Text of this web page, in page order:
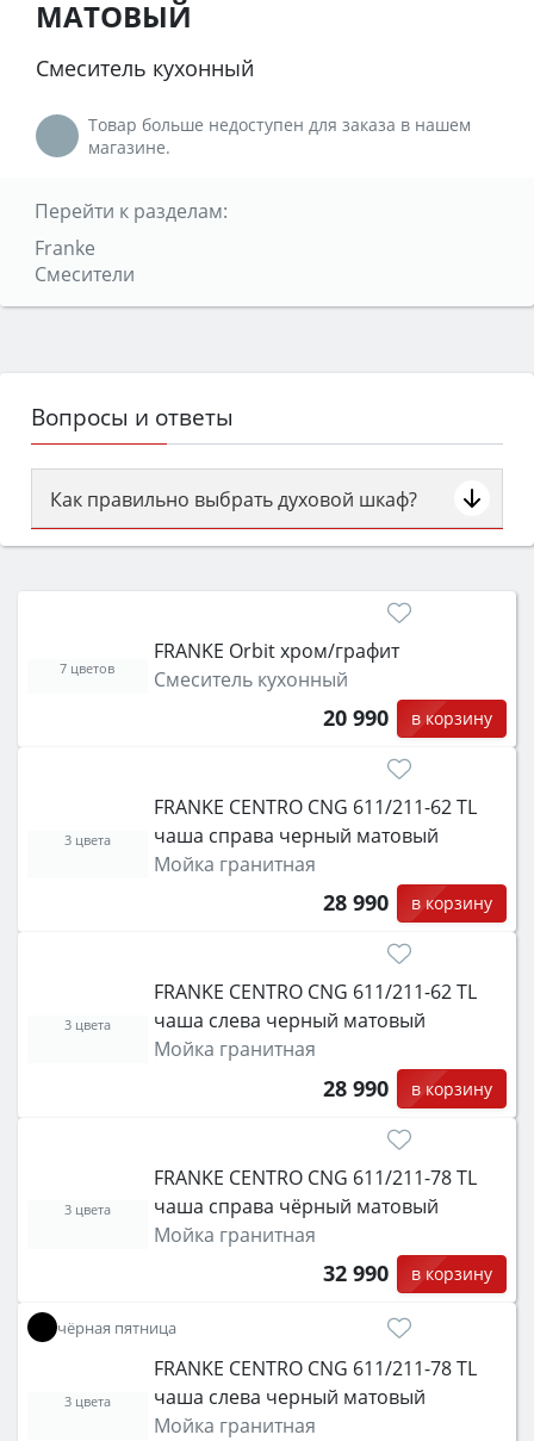
МАТОВЫЙ
Смеситель кухонный
Товар больше недоступен для заказа в нашем
магазине.
Перейти к разделам:
Franke
Смесители
Вопросы и ответы
Как правильно выбрать духовой шкаф?
Сначала определитесь с типом (газовый или
затем смотрите на объём 50–70 л для семьи,
функции (конвекция, гриль, самоочистка,
защита от детей).
FRANKE Orbit хром/графит
Смеситель кухонный
20 990 в корзину
7 цветов
FRANKE CENTRO CNG 611/211-62 TL
чаша справа черный матовый
Мойка гранитная
28 990 в корзину
3 цвета
FRANKE CENTRO CNG 611/211-62 TL
чаша слева черный матовый
Мойка гранитная
28 990 в корзину
3 цвета
FRANKE CENTRO CNG 611/211-78 TL
чаша справа чёрный матовый
Мойка гранитная
32 990 в корзину
3 цвета
чёрная пятница
FRANKE CENTRO CNG 611/211-78 TL
чаша слева черный матовый
Мойка гранитная
3 цвета